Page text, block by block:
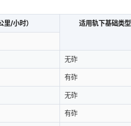
里/小时） 适用轨下基础类型
无砟
有砟
无砟
有砟